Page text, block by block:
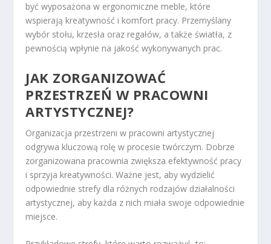
być wyposażona w ergonomiczne meble, które
wspierają kreatywność i komfort pracy. Przemyślany
wybór stołu, krzesła oraz regałów, a także światła, z
pewnością wpłynie na jakość wykonywanych prac.
JAK ZORGANIZOWAĆ
PRZESTRZEŃ W PRACOWNI
ARTYSTYCZNEJ?
Organizacja przestrzeni w pracowni artystycznej
odgrywa kluczową rolę w procesie twórczym. Dobrze
zorganizowana pracownia zwiększa efektywność pracy
i sprzyja kreatywności. Ważne jest, aby wydzielić
odpowiednie strefy dla różnych rodzajów działalności
artystycznej, aby każda z nich miała swoje odpowiednie
miejsce.